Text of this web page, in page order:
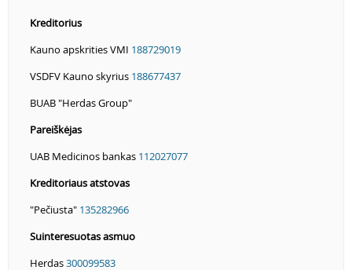
Kreditorius
Kauno apskrities VMI 188729019
VSDFV Kauno skyrius 188677437
BUAB "Herdas Group"
Pareiškėjas
UAB Medicinos bankas 112027077
Kreditoriaus atstovas
"Pečiusta" 135282966
Suinteresuotas asmuo
Herdas300099583